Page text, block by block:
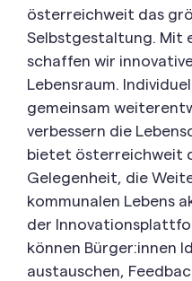
österreichweit das
Selbstgestaltung. Mit
schaffen wir
Lebensraum.
gemeinsam
verbessern die
bietet österreichweit
Gelegenheit, die
kommunalen Lebens
der
können Bürger:innen
austauschen,